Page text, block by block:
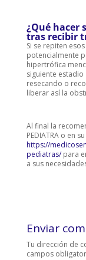
¿Qué hacer
tras recibir
Si se repiten
potencialmente
hipertrófica
siguiente
resecando o
liberar así la
Al final la
PEDIATRA o en
https://
pediatras/para
a sus
Enviar
Tu dirección de
campos